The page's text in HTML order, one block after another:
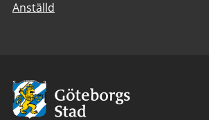
Anställd
Avsändare:
Göteborgs